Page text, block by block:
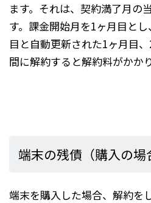
ます。それは、契約満了月の
す。課金開始月を1ヶ月目と
目と自動更新された1ヶ月目
間に解約すると解約料がかか
端末の残債（購入の場
端末を購入した場合、解約を